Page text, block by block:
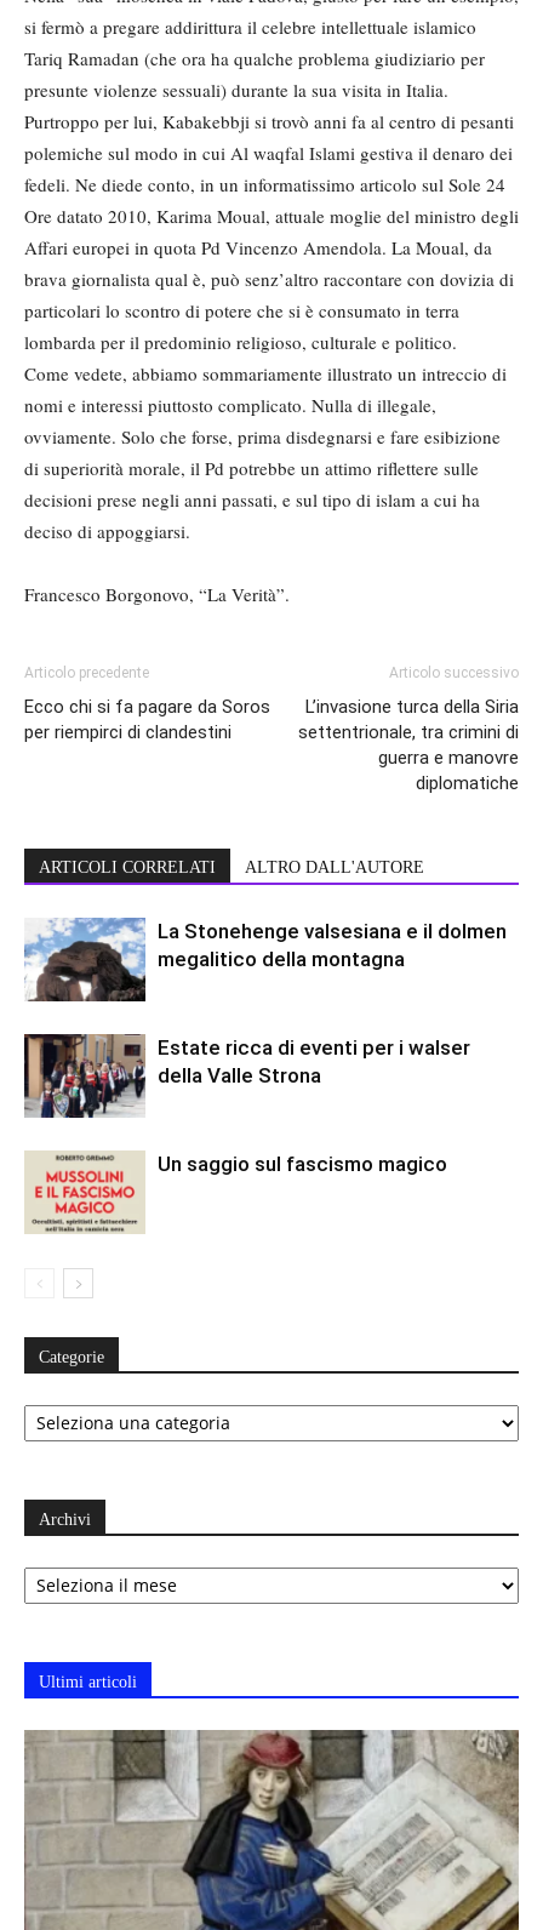
si fermò a pregare addirittura il celebre intellettuale islamico
Tariq Ramadan (che ora ha qualche problema giudiziario per
presunte violenze sessuali) durante la sua visita in Italia.
Purtroppo per lui, Kabakebbji si trovò anni fa al centro di pesanti
polemiche sul modo in cui Al waqfal Islami gestiva il denaro dei
fedeli. Ne diede conto, in un informatissimo articolo sul Sole 24
Ore datato 2010, Karima Moual, attuale moglie del ministro degli
Affari europei in quota Pd Vincenzo Amendola. La Moual, da
brava giornalista qual è, può senz’altro raccontare con dovizia di
particolari lo scontro di potere che si è consumato in terra
lombarda per il predominio religioso, culturale e politico.
Come vedete, abbiamo sommariamente illustrato un intreccio di
nomi e interessi piuttosto complicato. Nulla di illegale,
ovviamente. Solo che forse, prima disdegnarsi e fare esibizione
di superiorità morale, il Pd potrebbe un attimo riflettere sulle
decisioni prese negli anni passati, e sul tipo di islam a cui ha
deciso di appoggiarsi.
Francesco Borgonovo, “La Verità”.
Articolo precedente
Ecco chi si fa pagare da Soros
per riempirci di clandestini
Articolo successivo
L’invasione turca della Siria
settentrionale, tra crimini di
guerra e manovre
diplomatiche
ARTICOLI CORRELATI ALTRO DALL'AUTORE
La Stonehenge valsesiana e il dolmen
megalitico della montagna
Estate ricca di eventi per i walser
della Valle Strona
Un saggio sul fascismo magico
Categorie
Categorie
Archivi
Archivi
Ultimi articoli